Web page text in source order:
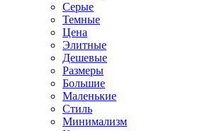
Серые
Темные
Цена
Элитные
Дешевые
Размеры
Большие
Маленькие
Стиль
Минимализм